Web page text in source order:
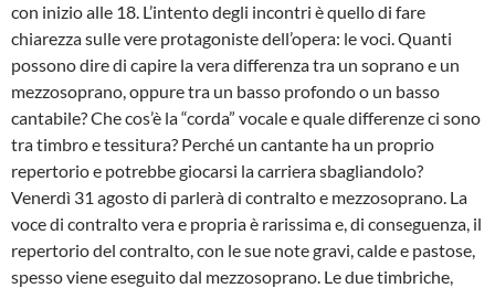
con inizio alle 18. L’intento degli incontri è quello di fare
chiarezza sulle vere protagoniste dell’opera: le voci. Quanti
possono dire di capire la vera differenza tra un soprano e un
mezzosoprano, oppure tra un basso profondo o un basso
cantabile? Che cos’è la “corda” vocale e quale differenze ci sono
tra timbro e tessitura? Perché un cantante ha un proprio
repertorio e potrebbe giocarsi la carriera sbagliandolo?
Venerdì 31 agosto di parlerà di contralto e mezzosoprano. La
voce di contralto vera e propria è rarissima e, di conseguenza, il
repertorio del contralto, con le sue note gravi, calde e pastose,
spesso viene eseguito dal mezzosoprano. Le due timbriche,